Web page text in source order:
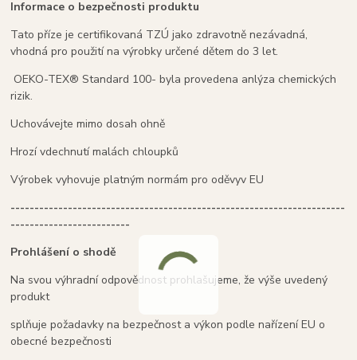
Informace o bezpečnosti produktu
Tato příze je certifikovaná TZÚ jako zdravotně nezávadná,
vhodná pro použití na výrobky určené dětem do 3 let.
OEKO-TEX® Standard 100- byla provedena anlýza chemických
rizik.
Uchovávejte mimo dosah ohně
Hrozí vdechnutí malách chloupků
Výrobek vyhovuje platným normám pro oděvyv EU
----------------------------------------------------------------------
-------------------------
Prohlášení o shodě
Na svou výhradní odpovědnost prohlašujeme, že výše uvedený
produkt
splňuje požadavky na bezpečnost a výkon podle nařízení EU o
obecné bezpečnosti